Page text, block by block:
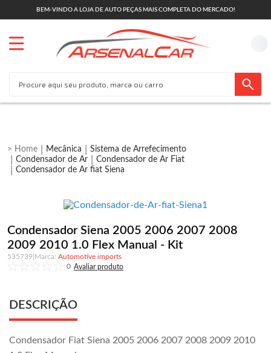
BEM-VINDO A LOJA DE AUTO PEÇAS MAIS COMPLETA DO MERCADO!
Mecânica
Sistema de Arrefecimento
Condensador de Ar
Condensador de Ar Fiat
Condensador de Ar fiat Siena
Condensador Siena 2005 2006 2007 2008
2009 2010 1.0 Flex Manual - Kit
535739
Automotive imports
0
DESCRIÇÃO
Condensador Fiat Siena 2005 2006 2007 2008 2009 2010